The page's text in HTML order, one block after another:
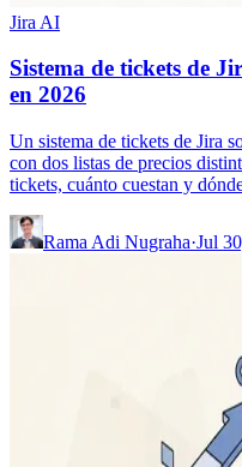
Jira AI
Sistema de tickets de
en 2026
Un sistema de tickets de Jira
con dos listas de precios
tickets, cuánto cuestan y
Rama Adi Nugraha·Jul